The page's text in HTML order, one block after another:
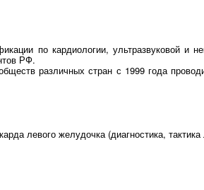
по кардиологии, ультразвуковой и
РФ.
различных стран с 1999 года
левого желудочка (диагностика,